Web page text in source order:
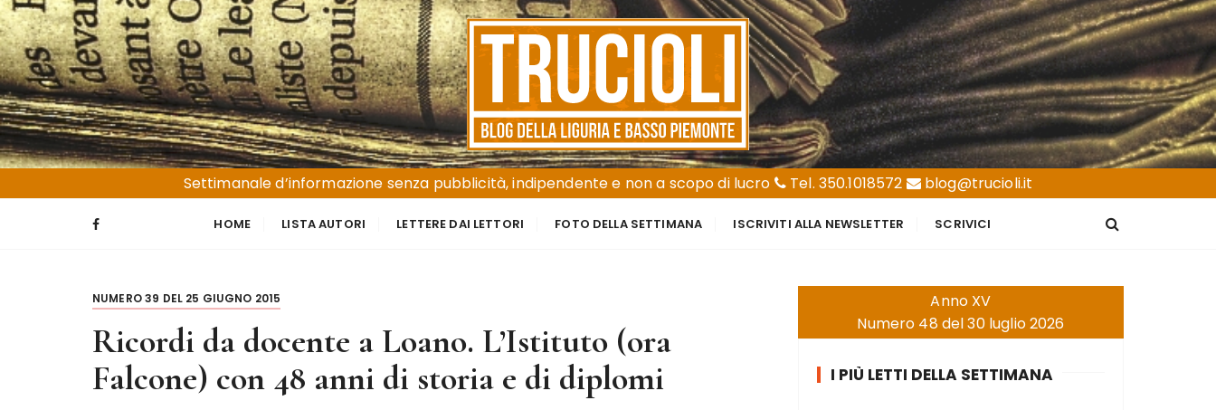
S
a
l
t
a
a
l
c
Trucioli
Liguria e Basso Piemonte
Settimanale d’informazione senza pubblicità, indipendente e non a scopo di lucro
Tel. 350.1018572 blog@trucioli.it
HOME LISTA AUTORI LETTERE DAI LETTORI FOTO DELLA SETTIMANA ISCRIVITI ALLA NEWSLETTER SCRIVICI
NUMERO 39 DEL 25 GIUGNO 2015
Ricordi da docente a Loano. L’Istituto (ora
Falcone) con 48 anni di storia e di diplomi
Anno XV
Numero 48 del 30 luglio 2026
I PIÙ LETTI DELLA SETTIMANA